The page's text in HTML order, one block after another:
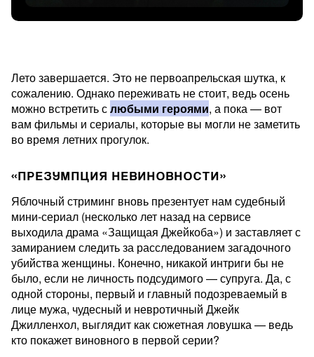
Лето завершается. Это не первоапрельская шутка, к
сожалению. Однако переживать не стоит, ведь осень
можно встретить слюбыми героями, а пока — вот
вам фильмы и сериалы, которые вы могли не заметить
во время летних прогулок.
«ПРЕЗУМПЦИЯ НЕВИНОВНОСТИ»
Яблочный стриминг вновь презентует нам судебный
мини-сериал (несколько лет назад на сервисе
выходила драма «Защищая Джейкоба») и заставляет с
замиранием следить за расследованием загадочного
убийства женщины. Конечно, никакой интриги бы не
было, если не личность подсудимого — супруга. Да, с
одной стороны, первый и главный подозреваемый в
лице мужа, чудесный и невротичный Джейк
Джилленхол, выглядит как сюжетная ловушка — ведь
кто покажет виновного в первой серии?